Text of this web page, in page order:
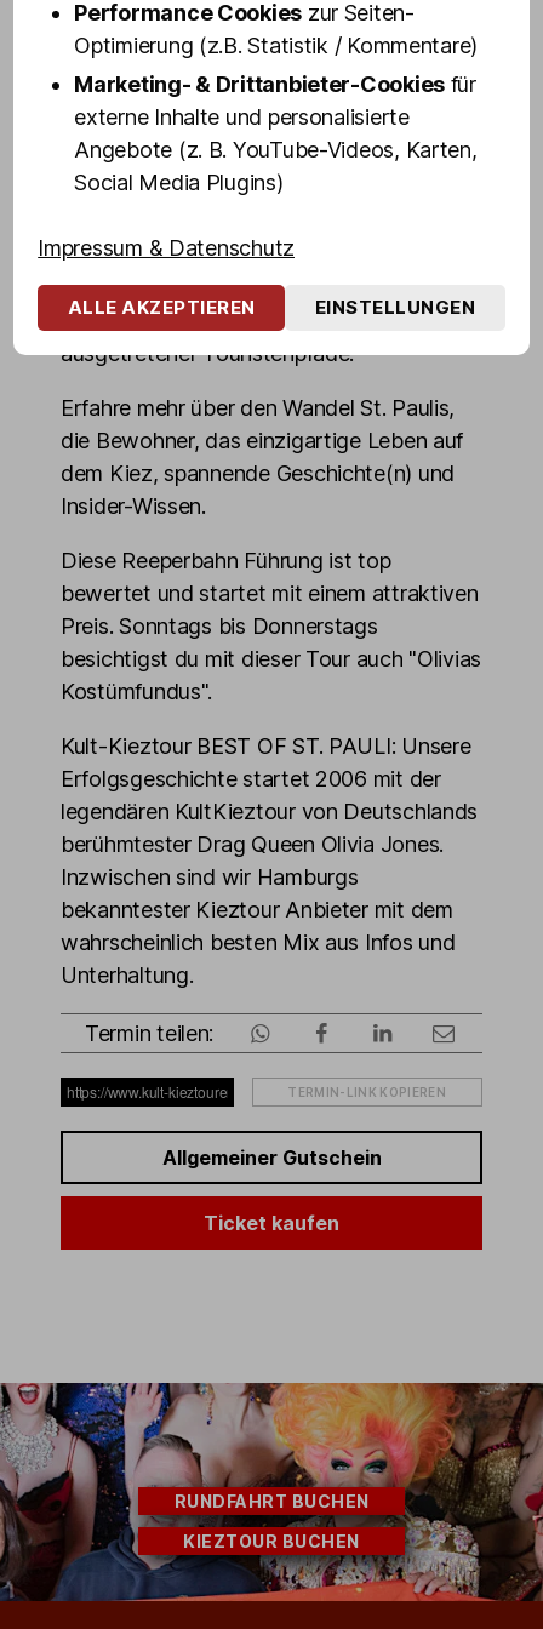
St. Pauli" - Altes und Neues, Geheimtipps
und Dinge, die du über den weltbekanntem
Stadtteil wissen musst.
Blicke hinter die Kulissen von Hamburgs
"sündigster Meile" und erlebe die
ungeschminkt. Entdecke die dunkelsten
Ecken, mörderischsten Kneipen,
denkwürdigsten Orte, auch abseits
ausgetretener Touristenpfade.
Erfahre mehr über den Wandel St. Paulis,
die Bewohner, das einzigartige Leben auf
dem Kiez, spannende Geschichte(n) und
Insider-Wissen.
Diese Reeperbahn Führung ist top
bewertet und startet mit einem attraktiven
Preis. Sonntags bis Donnerstags
besichtigst du mit dieser Tour auch "Olivias
Kostümfundus".
Kult-Kieztour BEST OF ST. PAULI: Unsere
Erfolgsgeschichte startet 2006 mit der
legendären KultKieztour von Deutschlands
berühmtester Drag Queen Olivia Jones.
Inzwischen sind wir Hamburgs
bekanntester Kieztour Anbieter mit dem
wahrscheinlich besten Mix aus Infos und
Unterhaltung.
Termin teilen:
TERMIN-LINK KOPIEREN
Allgemeiner Gutschein
Ticket kaufen
RUNDFAHRT BUCHEN
KIEZTOUR BUCHEN
Performance Cookies zur Seiten-
Optimierung (z.B. Statistik / Kommentare)
Marketing- & Drittanbieter-Cookies für
externe Inhalte und personalisierte
Angebote (z. B. YouTube-Videos, Karten,
Social Media Plugins)
Impressum & Datenschutz
ALLE AKZEPTIEREN EINSTELLUNGEN